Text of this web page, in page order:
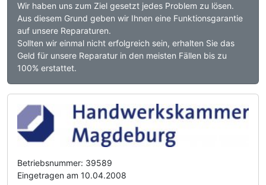
Wir haben uns zum Ziel gesetzt jedes Problem zu lösen.
Aus diesem Grund geben wir Ihnen eine Funktionsgarantie
auf unsere Reparaturen.
Sollten wir einmal nicht erfolgreich sein, erhalten Sie das
Geld für unsere Reparatur in den meisten Fällen bis zu
100% erstattet.
Betriebsnummer: 39589
Eingetragen am 10.04.2008